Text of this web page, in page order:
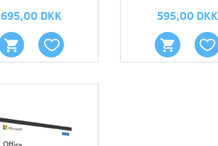
695,00 DKK 595,00 DKK